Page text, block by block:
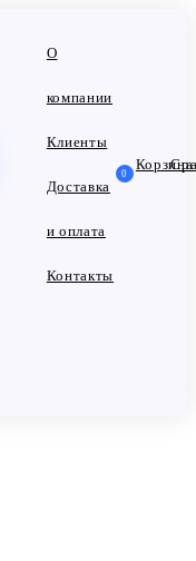
О
компании
Клиенты
Доставка
и оплата
Контакты
0
Корзина